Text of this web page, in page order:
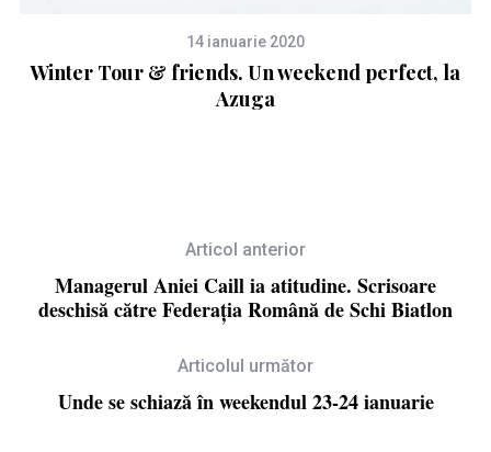
14 ianuarie 2020
Winter Tour & friends. Un weekend perfect, la
Azuga
Articol anterior
Managerul Aniei Caill ia atitudine. Scrisoare
deschisă către Federația Română de Schi Biatlon
Articolul următor
Unde se schiază în weekendul 23-24 ianuarie